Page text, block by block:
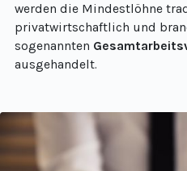
werden die Mindestlöhne
privatwirtschaftlich und
sogenannten
ausgehandelt.